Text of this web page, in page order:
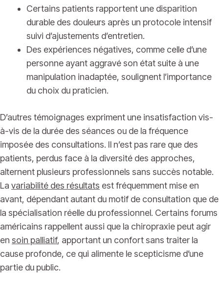
Certains patients rapportent une disparition
durable des douleurs après un protocole intensif
suivi d’ajustements d’entretien.
Des expériences négatives, comme celle d’une
personne ayant aggravé son état suite à une
manipulation inadaptée, soulignent l’importance
du choix du praticien.
D’autres témoignages expriment une insatisfaction vis-
à-vis de la durée des séances ou de la fréquence
imposée des consultations. Il n’est pas rare que des
patients, perdus face à la diversité des approches,
alternent plusieurs professionnels sans succès notable.
La variabilité des résultats est fréquemment mise en
avant, dépendant autant du motif de consultation que de
la spécialisation réelle du professionnel. Certains forums
américains rappellent aussi que la chiropraxie peut agir
en soin palliatif, apportant un confort sans traiter la
cause profonde, ce qui alimente le scepticisme d’une
partie du public.